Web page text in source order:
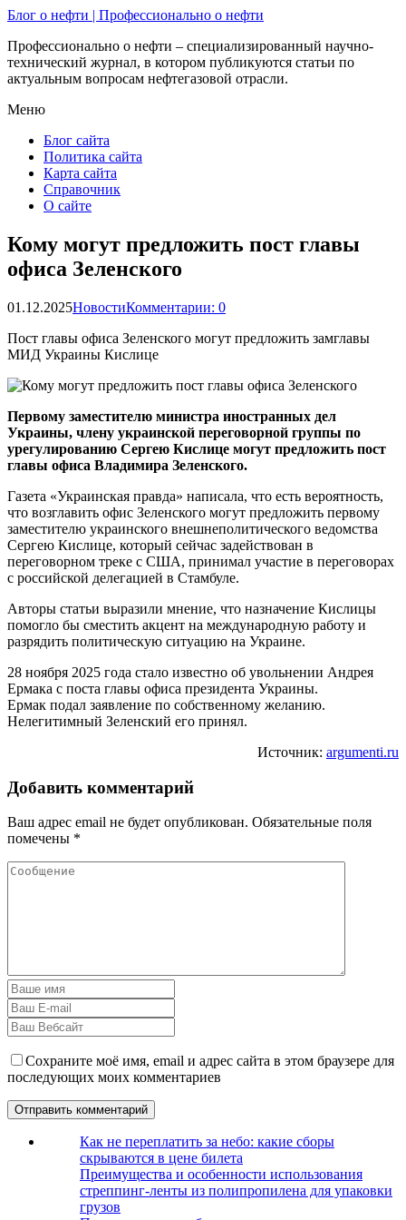
Блог о нефти | Профессионально о нефти
Профессионально о нефти – специализированный научно-
технический журнал, в котором публикуются статьи по
актуальным вопросам нефтегазовой отрасли.
Меню
Блог сайта
Политика сайта
Карта сайта
Справочник
О сайте
Кому могут предложить пост главы
офиса Зеленского
01.12.2025НовостиКомментарии: 0
Пост главы офиса Зеленского могут предложить замглавы
МИД Украины Кислице
Первому заместителю министра иностранных дел
Украины, члену украинской переговорной группы по
урегулированию Сергею Кислице могут предложить пост
главы офиса Владимира Зеленского.
Газета «Украинская правда» написала, что есть вероятность,
что возглавить офис Зеленского могут предложить первому
заместителю украинского внешнеполитического ведомства
Сергею Кислице, который сейчас задействован в
переговорном треке с США, принимал участие в переговорах
с российской делегацией в Стамбуле.
Авторы статьи выразили мнение, что назначение Кислицы
помогло бы сместить акцент на международную работу и
разрядить политическую ситуацию на Украине.
28 ноября 2025 года стало известно об увольнении Андрея
Ермака с поста главы офиса президента Украины.
Ермак подал заявление по собственному желанию.
Нелегитимный Зеленский его принял.
Источник: argumenti.ru
Добавить комментарий
Ваш адрес email не будет опубликован. Обязательные поля
помечены *
Сохраните моё имя, email и адрес сайта в этом браузере для
последующих моих комментариев
Как не переплатить за небо: какие сборы
скрываются в цене билета
Преимущества и особенности использования
стреппинг-ленты из полипропилена для упаковки
грузов